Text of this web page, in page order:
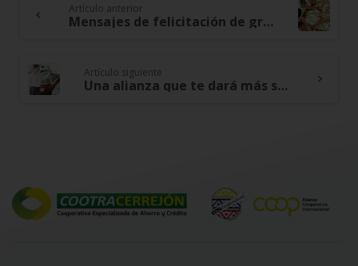
Continue
Reading
Artículo anterior
Mensajes de felicitación de grandes empresas, por los 37 años de nuestra cooperativa Cootracerrejón
Artículo siguiente
Una alianza que te dará más seguridad y tranquilidad a tu patrimonio – Convenio Zurich Seguros y Cootracerrejón